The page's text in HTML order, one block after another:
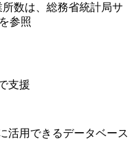
数は、総務省統計局サ
参照
支援
活用できるデータベース